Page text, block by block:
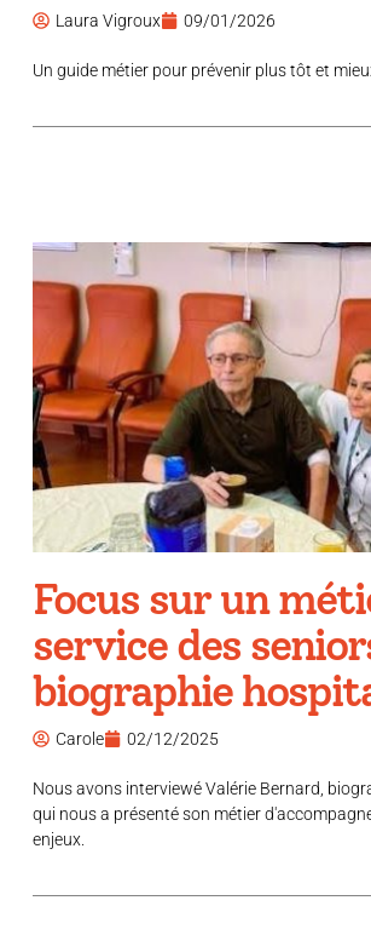
Laura Vigroux 09/01/2026
Un guide métier pour prévenir plus tôt et
Focus sur un
service des
biographie
Carole 02/12/2025
Nous avons interviewé Valérie Bernard,
qui nous a présenté son métier
enjeux.